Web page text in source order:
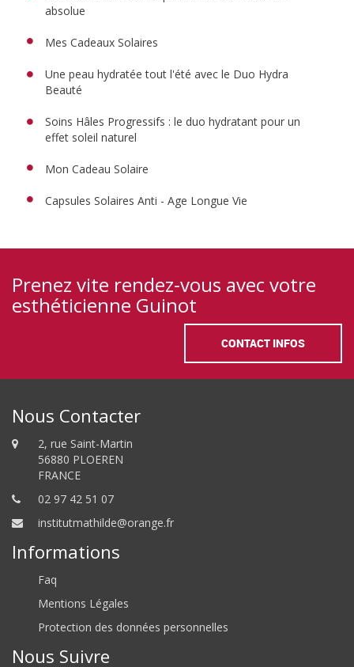
absolue
Mes Cadeaux Solaires
Une peau hydratée tout l'été avec le Duo Hydra
Beauté
Soins Hâles Progressifs : le duo hydratant pour un
effet soleil naturel
Mon Cadeau Solaire
Capsules Solaires Anti - Age Longue Vie
Prenez vite rendez-vous avec votre
esthéticienne Guinot
CONTACT INFOS
Nous Contacter
2, rue Saint-Martin
56880 PLOEREN
FRANCE
02 97 42 51 07
institutmathilde@orange.fr
Informations
Faq
Mentions Légales
Protection des données personnelles
Nous Suivre